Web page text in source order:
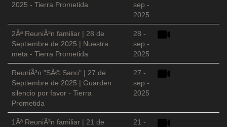
2025 - Tierra Prometida
sep -
2025
2Âª ReuniÃ³n familiar | 28 de
Septiembre de 2025 | Nuestra
meta - Tierra Prometida
28 -
sep -
2025
ReuniÃ³n "SÃ© Sano" | 27 de
Septiembre de 2025 | Guarden
silencio por favor - Tierra
Prometida
27 -
sep -
2025
1Âª ReuniÃ³n familiar | 21 de
21 -